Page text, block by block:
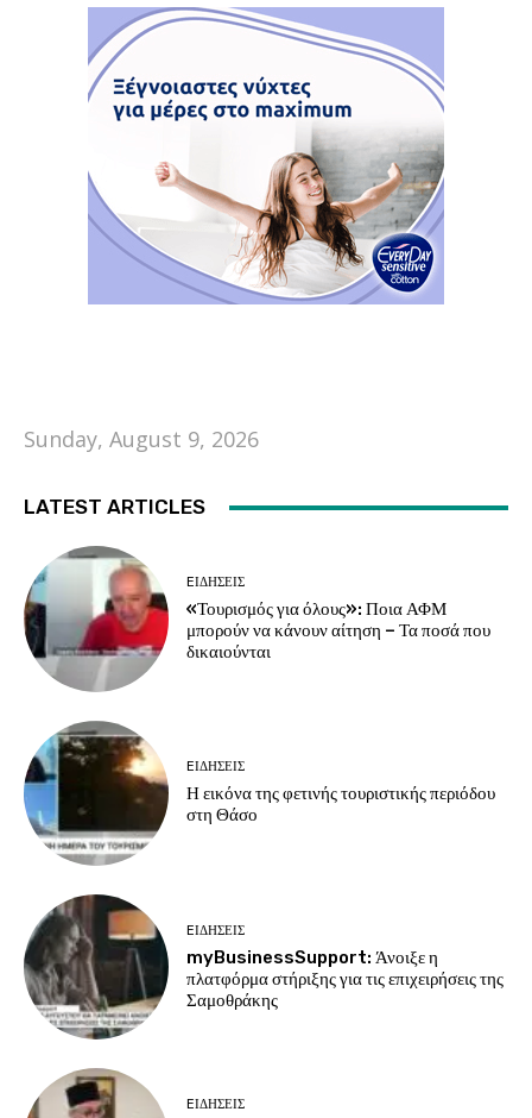
Sunday, August 9, 2026
LATEST ARTICLES
EΙΔΗΣΕΙΣ
«Τουρισμός για όλους»: Ποια ΑΦΜ
μπορούν να κάνουν αίτηση – Τα ποσά που
δικαιούνται
EΙΔΗΣΕΙΣ
Η εικόνα της φετινής τουριστικής περιόδου
στη Θάσο
EΙΔΗΣΕΙΣ
myBusinessSupport: Άνοιξε η
πλατφόρμα στήριξης για τις επιχειρήσεις της
Σαμοθράκης
EΙΔΗΣΕΙΣ